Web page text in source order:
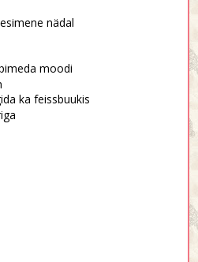
nädal
moodi
ka feissbuukis